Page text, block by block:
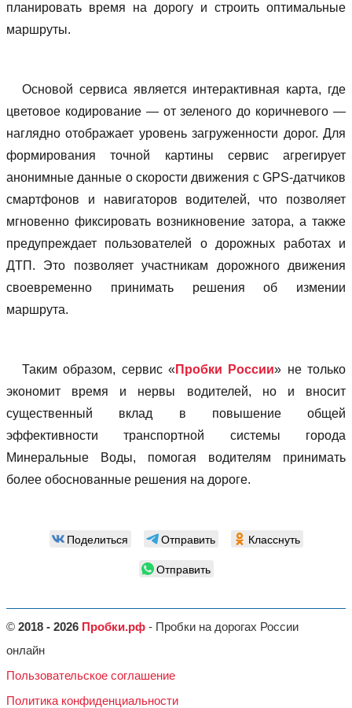
планировать время на дорогу и строить оптимальные
маршруты.
Основой сервиса является интерактивная карта, где
цветовое кодирование — от зеленого до коричневого —
наглядно отображает уровень загруженности дорог. Для
формирования точной картины сервис агрегирует
анонимные данные о скорости движения с GPS-датчиков
смартфонов и навигаторов водителей, что позволяет
мгновенно фиксировать возникновение затора, а также
предупреждает пользователей о дорожных работах и
ДТП. Это позволяет участникам дорожного движения
своевременно принимать решения об измении
маршрута.
Таким образом, сервис « Пробки России» не только
экономит время и нервы водителей, но и вносит
существенный вклад в повышение общей
эффективности транспортной системы города
Минеральные Воды, помогая водителям принимать
более обоснованные решения на дороге.
Поделиться Отправить
Класснуть
Отправить
© 2018 - 2026 Пробки.рф - Пробки на дорогах России
онлайн
Пользовательское соглашение
Политика конфиденциальности